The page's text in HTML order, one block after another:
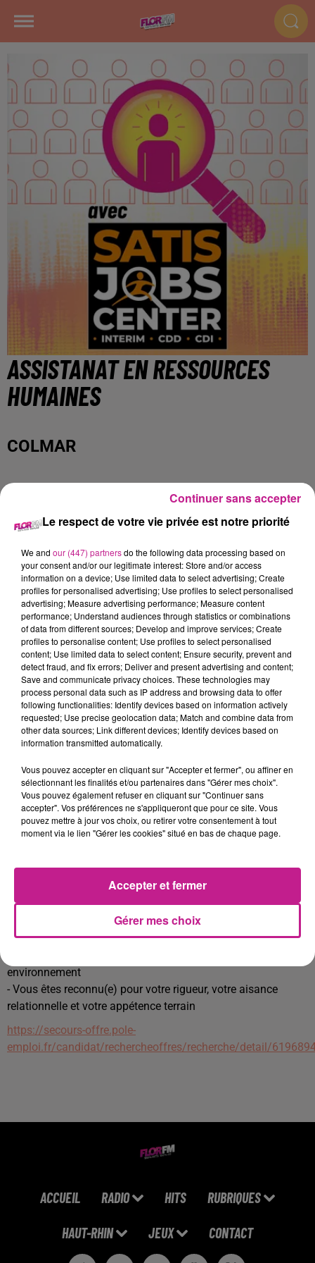
ASSISTANAT EN RESSOURCES
HUMAINES
COLMAR
Nous recherchons actuellement un Chargé de missions HSE
spécialisé dans le domaine de l'hydrogène. Vous prendrez
- Prendre connaissance des activités et processus présents
dans l'entreprise
- Mise en place du système de management HSE
- Participer à l'évaluation des risques professionnels et à
l'analyse environnementale avec les équipes terrain
- Réaliser / valider les plans de prévention des entreprises
intervenantes
- Réaliser des accueils sécurité pour les entreprises
intervenantes
- Accompagner les équipes à la rédaction des fiches de
postes SSE
- Participer à la rédaction de la documentation HSE
- Mettre en place les indicateurs de pilotage et de
performance HSE
- Auditer le fonctionnement du processus
- Aider à la préparation de la revue de direction annuelle
- Vous êtes titulaire d'un diplôme de niveau BAC+3 à BAC+5
dans le domaine HSE
- Vous justifiez d'au moins 5 ans d'expériences sur des
- Vous connaissez les normes HSE (ISO 14001 et ISO 45001)
environnement
- Vous êtes reconnu(e) pour votre rigueur, votre aisance
relationnelle et votre appétence terrain
https://secours-offre.pole-
emploi.fr/candidat/rechercheoffres/recherche/detail/
ACCUEIL RADIO HITS RUBRIQUES
HAUT-RHIN JEUX CONTACT
Le respect de votre vie privée est notre priorité
We and our (447) partnersdo the following data processing based on
your consent and/or our legitimate interest: Store and/or access
information on a device; Use limited data to select advertising; Create
profiles for personalised advertising; Use profiles to select personalised
advertising; Measure advertising performance; Measure content
performance; Understand audiences through statistics or combinations
of data from different sources; Develop and improve services; Create
profiles to personalise content; Use profiles to select personalised
content; Use limited data to select content; Ensure security, prevent and
detect fraud, and fix errors; Deliver and present advertising and content;
Save and communicate privacy choices. These technologies may
process personal data such as IP address and browsing data to offer
following functionalities: Identify devices based on information actively
requested; Use precise geolocation data; Match and combine data from
other data sources; Link different devices; Identify devices based on
information transmitted automatically.
Vous pouvez accepter en cliquant sur "Accepter et fermer", ou affiner en
sélectionnant les finalités et/ou partenaires dans "Gérer mes choix".
Vous pouvez également refuser en cliquant sur "Continuer sans
accepter". Vos préférences ne s'appliqueront que pour ce site. Vous
pouvez mettre à jour vos choix, ou retirer votre consentement à tout
moment via le lien "Gérer les cookies" situé en bas de chaque page.
Gérer mes choix
Accepter et fermer
Continuer sans accepter